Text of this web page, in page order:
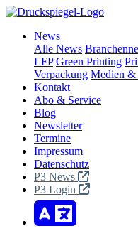
News
Alle News
LFP Green Printing
Verpackung Medien
Kontakt
Abo & Service
Blog
Newsletter
Termine
Impressum
Datenschutz
P3 News
P3 Login